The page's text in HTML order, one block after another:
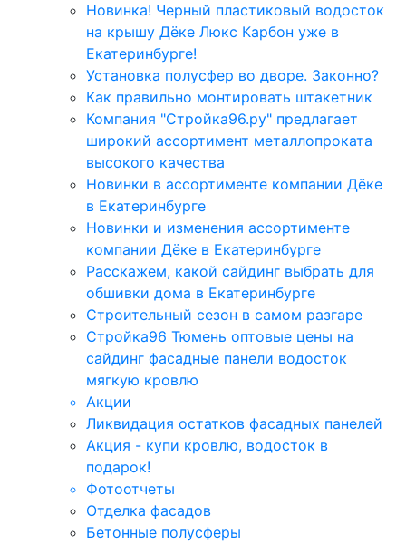
Новинка! Черный пластиковый водосток
на крышу Дёке Люкс Карбон уже в
Екатеринбурге!
Установка полусфер во дворе. Законно?
Как правильно монтировать штакетник
Компания "Стройка96.ру" предлагает
широкий ассортимент металлопроката
высокого качества
Новинки в ассортименте компании Дёке
в Екатеринбурге
Новинки и изменения ассортименте
компании Дёке в Екатеринбурге
Расскажем, какой сайдинг выбрать для
обшивки дома в Екатеринбурге
Строительный сезон в самом разгаре
Стройка96 Тюмень оптовые цены на
сайдинг фасадные панели водосток
мягкую кровлю
Акции
Ликвидация остатков фасадных панелей
Акция - купи кровлю, водосток в
подарок!
Фотоотчеты
Отделка фасадов
Бетонные полусферы